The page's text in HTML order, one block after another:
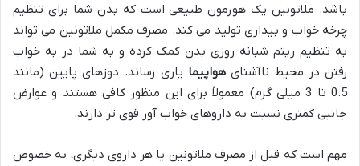
باشد. ملاتونین یک هورمون طبیعی است که بدن شما برای تنظیم
چرخه خواب و بیداری تولید می کند. مصرف مکمل ملاتونین می تواند
به تنظیم ریتم شبانه روزی بدن کمک کرده و به شما در به خواب
رفتن در محیط ناآشنای هواپیما یاری رساند. دوزهای پایین (مانند
0.5 تا 3 میلی گرم) معمولاً برای این منظور کافی هستند و عوارض
جانبی کمتری نسبت به داروهای خواب آور قوی تر دارند.
مهم است که قبل از مصرف ملاتونین یا هر داروی دیگری، به خصوص